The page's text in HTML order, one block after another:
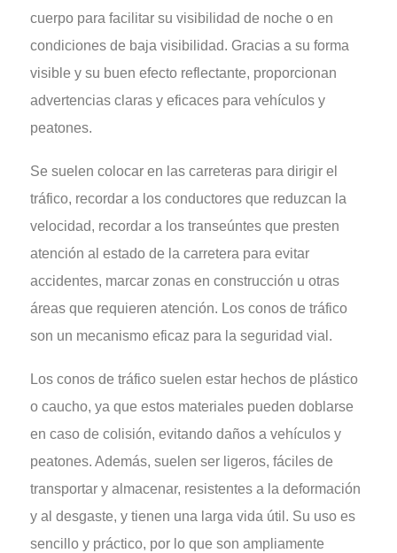
cuerpo para facilitar su visibilidad de noche o en
condiciones de baja visibilidad. Gracias a su forma
visible y su buen efecto reflectante, proporcionan
advertencias claras y eficaces para vehículos y
peatones.
Se suelen colocar en las carreteras para dirigir el
tráfico, recordar a los conductores que reduzcan la
velocidad, recordar a los transeúntes que presten
atención al estado de la carretera para evitar
accidentes, marcar zonas en construcción u otras
áreas que requieren atención. Los conos de tráfico
son un mecanismo eficaz para la seguridad vial.
Los conos de tráfico suelen estar hechos de plástico
o caucho, ya que estos materiales pueden doblarse
en caso de colisión, evitando daños a vehículos y
peatones. Además, suelen ser ligeros, fáciles de
transportar y almacenar, resistentes a la deformación
y al desgaste, y tienen una larga vida útil. Su uso es
sencillo y práctico, por lo que son ampliamente